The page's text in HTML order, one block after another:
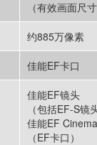
（有效画面尺
约885万像素
佳能EF卡口
佳能EF镜头
（包括EF-S镜
佳能EF
（EF卡口）